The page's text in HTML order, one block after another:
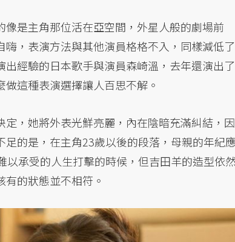
是主角那位活在亞空間，外星人般的劇場前
，表演方法與其他演員格格不入，同樣減低了
經驗的日本歌手與演員森崎溫，去年還演出了
這種表演選擇讓人百思不解。
，她將外表光鮮亮麗，內在陰暗充滿糾結，因
的是，在主角23歲以後的段落，母親的年紀
承受的人生打擊的時候，但吉田羊的造型依
的狀態並不相符。